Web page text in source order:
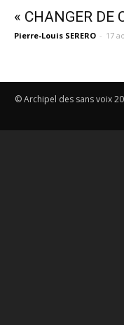
« CHANGER DE
Pierre-Louis SERERO - 17
© Archipel des sans voix